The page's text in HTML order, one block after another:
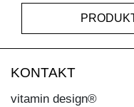
KONTAKT
vitamin design®